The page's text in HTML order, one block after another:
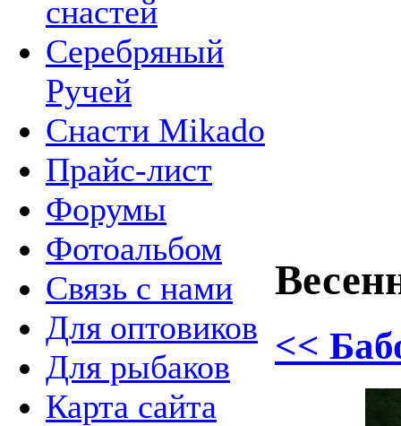
снастей
Серебряный
Ручей
Снасти Mikado
Прайс-лист
Форумы
Фотоальбом
Связь с нами
Для оптовиков
Для рыбаков
Карта сайта
<<